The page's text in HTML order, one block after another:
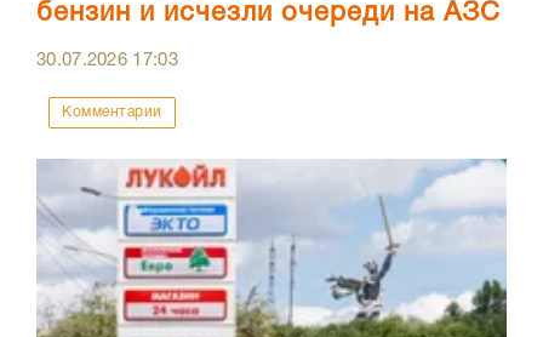
бензин и исчезли очереди на АЗС
30.07.2026 17:03
Комментарии